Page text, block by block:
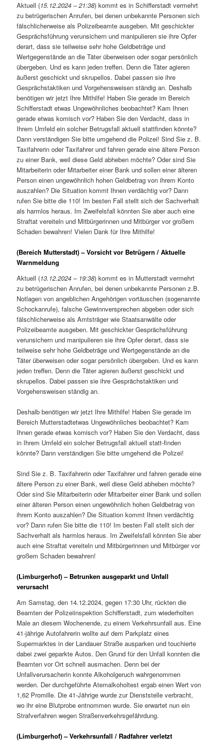
Aktuell (15.12.2024 – 21:38) kommt es in Schifferstadt vermehrt
zu betrügerischen Anrufen, bei denen unbekannte Personen sich
fälschlicherweise als Polizeibeamte ausgeben. Mit geschickter
Gesprächsführung verunsichern und manipulieren sie ihre Opfer
derart, dass sie teilweise sehr hohe Geldbeträge und
Wertgegenstände an die Täter überweisen oder sogar persönlich
übergeben. Und es kann jeden treffen. Denn die Täter agieren
äußerst geschickt und skrupellos. Dabei passen sie ihre
Gesprächstaktiken und Vorgehensweisen ständig an. Deshalb
benötigen wir jetzt Ihre Mithilfe! Haben Sie gerade im Bereich
Schifferstadt etwas Ungewöhnliches beobachtet? Kam Ihnen
gerade etwas komisch vor? Haben Sie den Verdacht, dass in
Ihrem Umfeld ein solcher Betrugsfall aktuell stattfinden könnte?
Dann verständigen Sie bitte umgehend die Polizei! Sind Sie z. B.
Taxifahrerin oder Taxifahrer und fahren gerade eine ältere Person
zu einer Bank, weil diese Geld abheben möchte? Oder sind Sie
Mitarbeiterin oder Mitarbeiter einer Bank und sollen einer älteren
Person einen ungewöhnlich hohen Geldbetrag von ihrem Konto
auszahlen? Die Situation kommt Ihnen verdächtig vor? Dann
rufen Sie bitte die 110! Im besten Fall stellt sich der Sachverhalt
als harmlos heraus. Im Zweifelsfall könnten Sie aber auch eine
Straftat vereiteln und Mitbürgerinnen und Mitbürger vor großem
Schaden bewahren! Vielen Dank für Ihre Mithilfe!
(Bereich Mutterstadt) – Vorsicht vor Betrügern / Aktuelle
Warnmeldung
Aktuell (13.12.2024 – 19:38) kommt es in Mutterstadt vermehrt
zu betrügerischen Anrufen, bei denen unbekannte Personen z.B.
Notlagen von angeblichen Angehörigen vortäuschen (sogenannte
Schockanrufe), falsche Gewinnversprechen abgeben oder sich
fälschlicherweise als Amtsträger wie Staatsanwälte oder
Polizeibeamte ausgeben. Mit geschickter Gesprächsführung
verunsichern und manipulieren sie ihre Opfer derart, dass sie
teilweise sehr hohe Geldbeträge und Wertgegenstände an die
Täter überweisen oder sogar persönlich übergeben. Und es kann
jeden treffen. Denn die Täter agieren äußerst geschickt und
skrupellos. Dabei passen sie ihre Gesprächstaktiken und
Vorgehensweisen ständig an.
Deshalb benötigen wir jetzt Ihre Mithilfe! Haben Sie gerade im
Bereich Mutterstadtetwas Ungewöhnliches beobachtet? Kam
Ihnen gerade etwas komisch vor? Haben Sie den Verdacht, dass
in Ihrem Umfeld ein solcher Betrugsfall aktuell statt-finden
könnte? Dann verständigen Sie bitte umgehend die Polizei!
Sind Sie z. B. Taxifahrerin oder Taxifahrer und fahren gerade eine
ältere Person zu einer Bank, weil diese Geld abheben möchte?
Oder sind Sie Mitarbeiterin oder Mitarbeiter einer Bank und sollen
einer älteren Person einen ungewöhnlich hohen Geldbetrag von
ihrem Konto auszahlen? Die Situation kommt Ihnen verdächtig
vor? Dann rufen Sie bitte die 110! Im besten Fall stellt sich der
Sachverhalt als harmlos heraus. Im Zweifelsfall könnten Sie aber
auch eine Straftat vereiteln und Mitbürgerinnen und Mitbürger vor
großem Schaden bewahren!
(Limburgerhof) – Betrunken ausgeparkt und Unfall
verursacht
Am Samstag, den 14.12.2024, gegen 17:30 Uhr, rückten die
Beamten der Polizeiinspektion Schifferstadt, zum wiederholten
Male an diesem Wochenende, zu einem Verkehrsunfall aus. Eine
41-jährige Autofahrerin wollte auf dem Parkplatz eines
Supermarktes in der Landauer Straße ausparken und touchierte
dabei zwei geparkte Autos. Den Grund für den Unfall konnten die
Beamten vor Ort schnell ausmachen. Denn bei der
Unfallverursacherin konnte Alkoholgeruch wahrgenommen
werden. Der durchgeführte Atemalkoholtest ergab einen Wert von
1,62 Promille. Die 41-Jährige wurde zur Dienststelle verbracht,
wo ihr eine Blutprobe entnommen wurde. Sie erwartet nun ein
Strafverfahren wegen Straßenverkehrsgefährdung.
(Limburgerhof) – Verkehrsunfall / Radfahrer verletzt